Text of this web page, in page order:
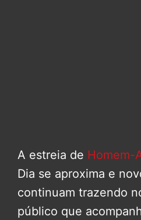
A estreia de Homem-
Dia se aproxima e
continuam trazendo
público que